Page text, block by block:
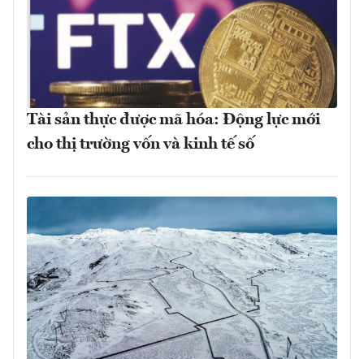
Tài sản thực được mã hóa: Động lực mới
cho thị trường vốn và kinh tế số